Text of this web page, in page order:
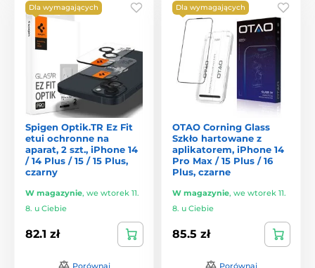
Dla wymagających
Spigen Optik.TR Ez Fit
etui ochronne na
aparat, 2 szt., iPhone 14
/ 14 Plus / 15 / 15 Plus,
czarny
W magazynie, we wtorek 11.
8. u Ciebie
82.1 zł
Porównaj
Dla wymagających
OTAO Corning Glass
Szkło hartowane z
aplikatorem, iPhone 14
Pro Max / 15 Plus / 16
Plus, czarne
W magazynie, we wtorek 11.
8. u Ciebie
85.5 zł
Porównaj